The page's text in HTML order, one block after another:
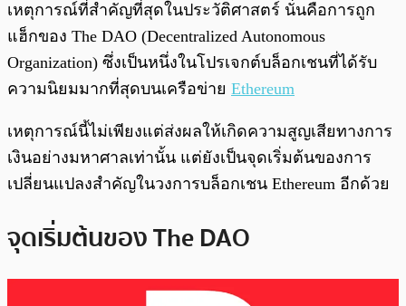
เหตุการณ์ที่สำคัญที่สุดในประวัติศาสตร์ นั่นคือการถูก
แฮ็กของ The DAO (Decentralized Autonomous
Organization) ซึ่งเป็นหนึ่งในโปรเจกต์บล็อกเชนที่ได้รับ
ความนิยมมากที่สุดบนเครือข่าย Ethereum
เหตุการณ์นี้ไม่เพียงแต่ส่งผลให้เกิดความสูญเสียทางการ
เงินอย่างมหาศาลเท่านั้น แต่ยังเป็นจุดเริ่มต้นของการ
เปลี่ยนแปลงสำคัญในวงการบล็อกเชน Ethereum อีกด้วย
จุดเริ่มต้นของ The DAO